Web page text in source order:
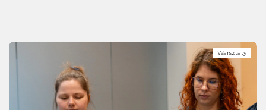
Warsztaty